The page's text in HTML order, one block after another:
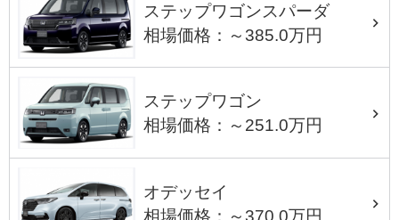
ステップワゴンスパーダ
相場価格：～385.0万円
ステップワゴン
相場価格：～251.0万円
オデッセイ
相場価格：～370.0万円